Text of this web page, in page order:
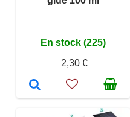
En stock (225)
2,30 €